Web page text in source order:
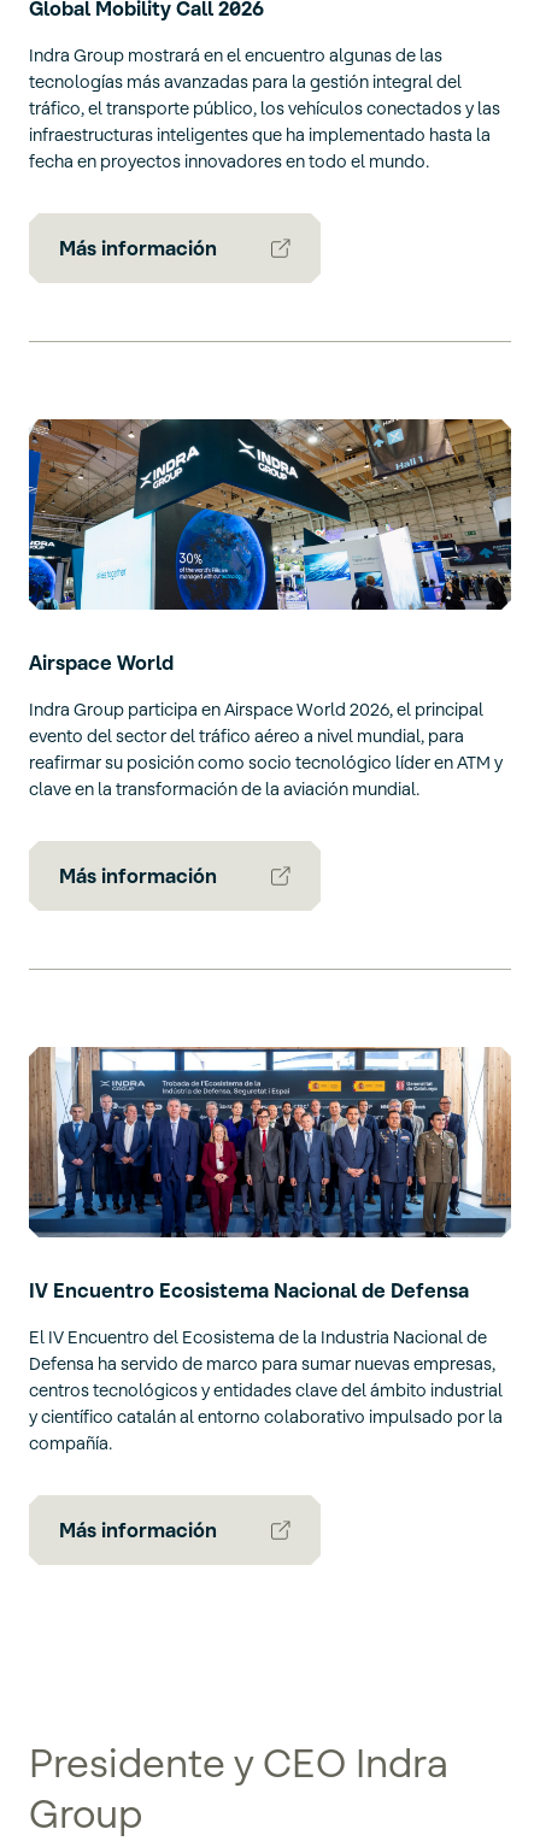
Global Mobility Call 2026
Indra Group mostrará en el encuentro algunas de las
tecnologías más avanzadas para la gestión integral del
tráfico, el transporte público, los vehículos conectados y las
infraestructuras inteligentes que ha implementado hasta la
fecha en proyectos innovadores en todo el mundo.
Más información
Airspace World
Indra Group participa en Airspace World 2026, el principal
evento del sector del tráfico aéreo a nivel mundial, para
reafirmar su posición como socio tecnológico líder en ATM y
clave en la transformación de la aviación mundial.
Más información
IV Encuentro Ecosistema Nacional de Defensa
El IV Encuentro del Ecosistema de la Industria Nacional de
Defensa ha servido de marco para sumar nuevas empresas,
centros tecnológicos y entidades clave del ámbito industrial
y científico catalán al entorno colaborativo impulsado por la
compañía.
Más información
Presidente y CEO Indra
Group